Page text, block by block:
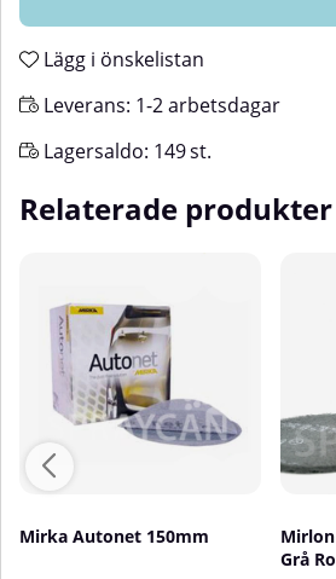
Lägg i önskelistan
Leverans: 1-2 arbetsdagar
Lagersaldo: 149st.
Relaterade produkter
Mirka Autonet 150mm
Grå